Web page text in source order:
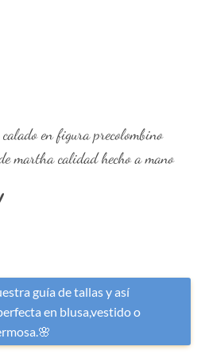
en figura precolombino
martha calidad hecho a mano
guía de tallas y así
en blusa,vestido o